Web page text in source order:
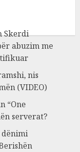
Skerdi
abuzim me
nis
(VIDEO)
“One
serverat?